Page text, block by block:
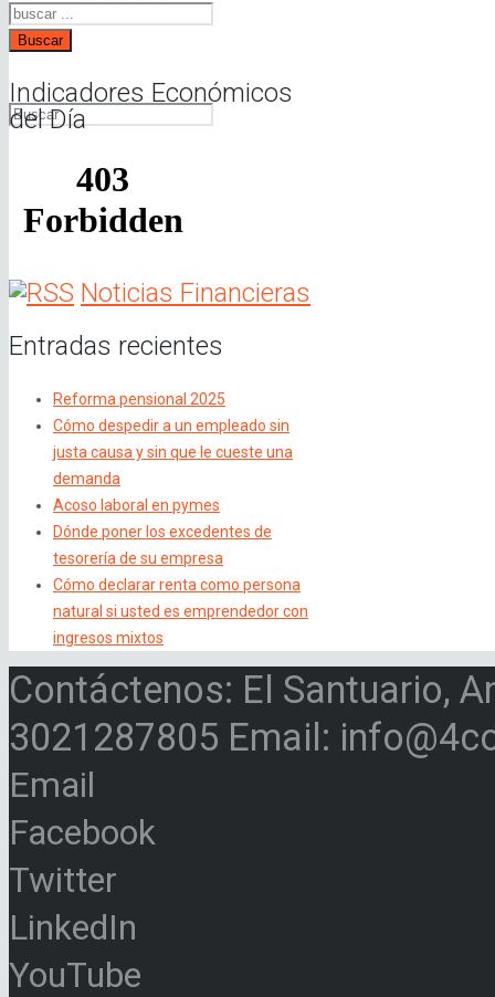
Buscar
Indicadores Económicos
del Día
Noticias Financieras
Entradas recientes
Reforma pensional 2025
Cómo despedir a un empleado sin
justa causa y sin que le cueste una
demanda
Acoso laboral en pymes
Dónde poner los excedentes de
tesorería de su empresa
Cómo declarar renta como persona
natural si usted es emprendedor con
ingresos mixtos
Contáctenos: El Santuario,
3021287805 Email:
Email
Facebook
Twitter
LinkedIn
YouTube